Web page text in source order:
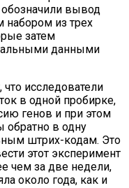
обозначили вывод
набором из трех
затем
данными
что исследователи
в одной пробирке,
генов и при этом
обратно в одну
штрих-кодам. Это
этот эксперимент
чем за две недели,
около года, как и